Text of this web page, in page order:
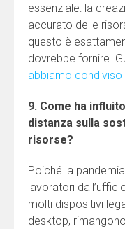
essenziale: la
accurato delle
questo è
dovrebbe fornire.
abbiamo
9. Come ha
distanza sulla
risorse?
Poiché la
lavoratori
molti dispositivi
desktop,